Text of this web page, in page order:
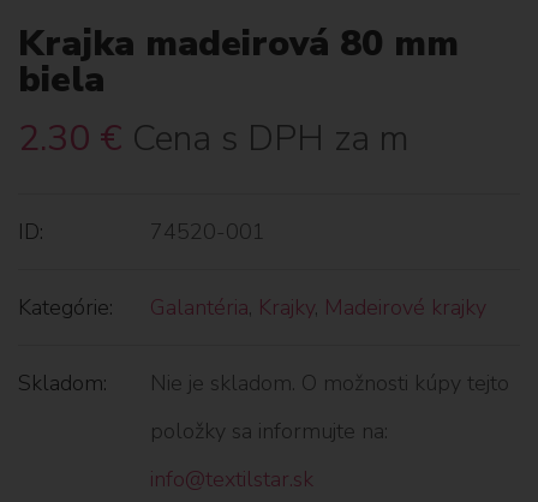
Krajka madeirová 80 mm
biela
2.30 € Cena s DPH za m
ID: 74520-001
Kategórie: Galantéria, Krajky, Madeirové krajky
Skladom:
Nie je skladom. O možnosti kúpy tejto
položky sa informujte na:
info@textilstar.sk